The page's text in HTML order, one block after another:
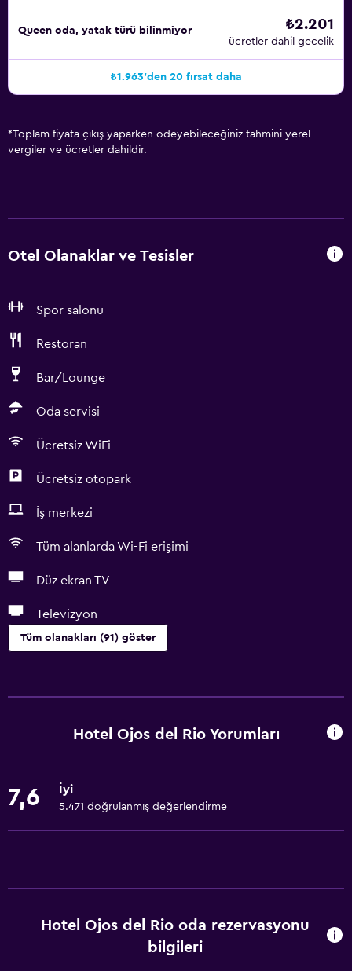
Queen oda, yatak türü bilinmiyor ₺2.201
ücretler dahil gecelik
₺1.963'den 20 fırsat daha
*Toplam fiyata çıkış yaparken ödeyebileceğiniz tahmini yerel
vergiler ve ücretler dahildir.
Otel Olanaklar ve Tesisler
Spor salonu
Restoran
Bar/Lounge
Oda servisi
Ücretsiz WiFi
Ücretsiz otopark
İş merkezi
Tüm alanlarda Wi-Fi erişimi
Düz ekran TV
Televizyon
Tüm olanakları (91) göster
Birimin tamamına tekerlekli sandalye ile erişilebilir
Asansörle erişilebilir
Tüysüz yastık
Hotel Ojos del Rio Yorumları
7,6 İyi
5.471 doğrulanmış değerlendirme
Hotel Ojos del Rio oda rezervasyonu
bilgileri